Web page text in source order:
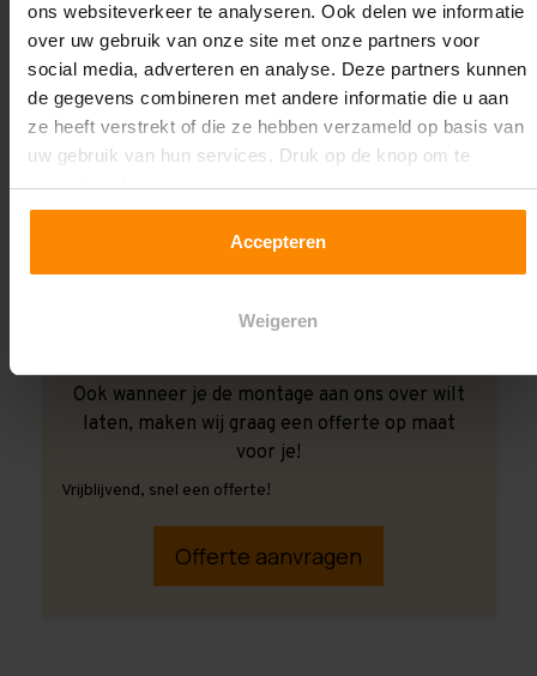
ons websiteverkeer te analyseren. Ook delen we informatie
over uw gebruik van onze site met onze partners voor
social media, adverteren en analyse. Deze partners kunnen
de gegevens combineren met andere informatie die u aan
ze heeft verstrekt of die ze hebben verzameld op basis van
uw gebruik van hun services. Druk op de knop om te
accepteren!
Accepteren
Weigeren
Ook wanneer je de montage aan ons over wilt
laten, maken wij graag een offerte op maat
voor je!
Vrijblijvend, snel een offerte!
Offerte aanvragen